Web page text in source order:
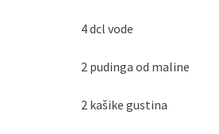
4 dcl vode
2 pudinga od maline
2 kašike gustina